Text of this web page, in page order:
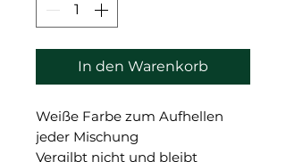
In den Warenkorb
Weiße Farbe zum Aufhellen
jeder Mischung
Vergilbt nicht und bleibt